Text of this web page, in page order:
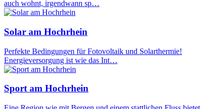
auch wohnt, irgendwann sp…
Solar am Hochrhein
Perfekte Bedingungen für Fotovoltaik und Solarthermie!
Energieversorgung ist wie das Int…
Sport am Hochrhein